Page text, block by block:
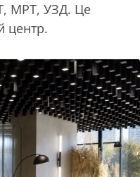
МРТ, УЗД. Це
центр.